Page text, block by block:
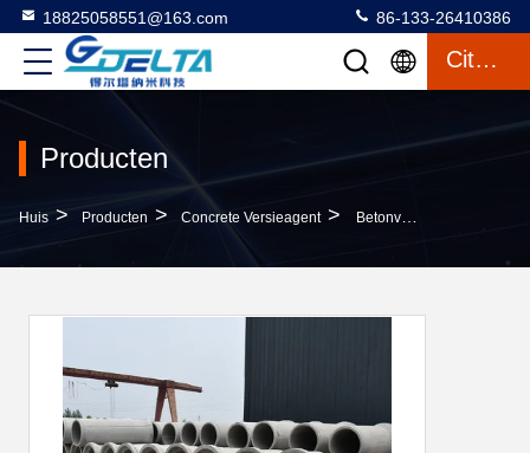
18825058551@163.com 86-133-26410386
Citaat
Producten
Huis > Producten > Concrete Versieagent > Betonvrijstellingsmiddel Voor Betonnen Bekisting Houdbaarheid 1 Jaar En Milde Geur